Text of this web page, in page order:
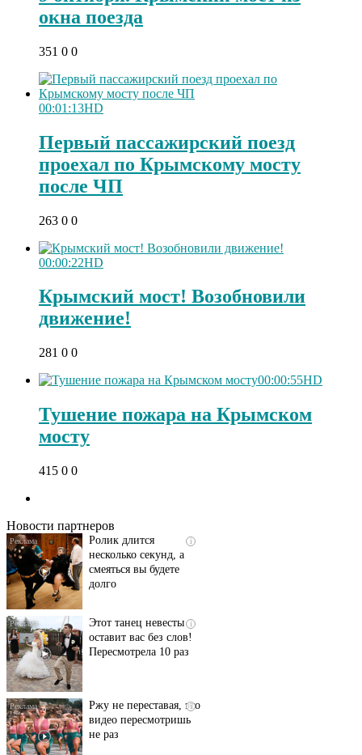
окна поезда
351 0 0
00:01:13HD
Первый пассажирский поезд
проехал по Крымскому мосту
после ЧП
263 0 0
00:00:22HD
Крымский мост! Возобновили
движение!
281 0 0
00:00:55HD
Тушение пожара на Крымском
мосту
415 0 0
Новости партнеров
i
Ролик длится
несколько секунд, а
смеяться вы будете
долго
i
Этот танец невесты
оставит вас без слов!
Пересмотрела 10 раз
i
Ржу не переставая, это
видео пересмотришь
не раз